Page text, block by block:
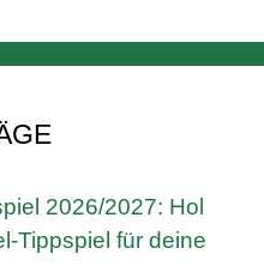
2026/2027: Hol
Tippspiel für deine